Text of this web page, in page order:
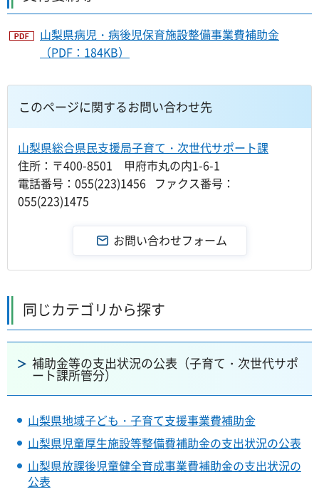
山梨県病児・病後児保育施設整備事業費補助金
（PDF：184KB）
このページに関するお問い合わせ先
山梨県総合県民支援局子育て・次世代サポート課
住所：〒400-8501 甲府市丸の内1-6-1
電話番号：055(223)1456 ファクス番号：
055(223)1475
同じカテゴリから探す
補助金等の支出状況の公表（子育て・次世代サポ
ート課所管分）
山梨県地域子ども・子育て支援事業費補助金
山梨県児童厚生施設等整備費補助金の支出状況の公表
山梨県放課後児童健全育成事業費補助金の支出状況の
公表